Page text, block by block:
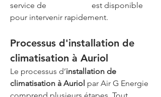
service de
est disponible
pour intervenir rapidement.
Processus d'installation de
climatisation à Auriol
Le processus d’installation de
climatisation à Auriol par Air G Energie